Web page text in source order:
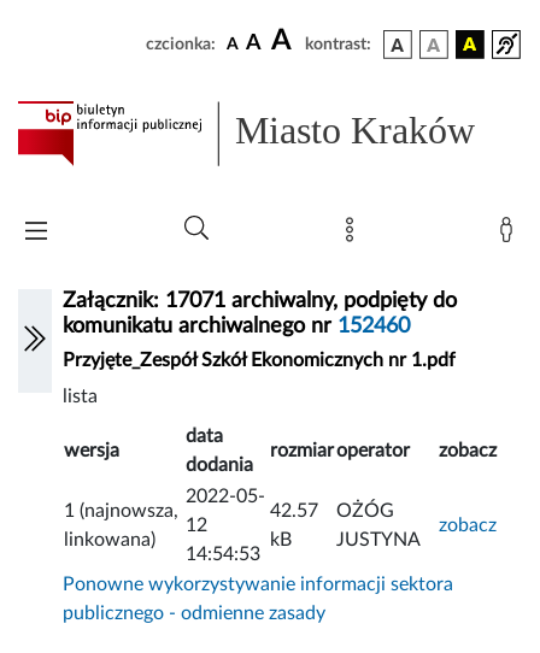
czcionka: A A A kontrast:
Miasto Kraków
Załącznik: 17071 archiwalny, podpięty do
komunikatu archiwalnego nr 152460
Przyjęte_Zespół Szkół Ekonomicznych nr 1.pdf
lista
wersja
data
dodania
rozmiaroperator zobacz
1 (najnowsza,
linkowana)
2022-05-
12
14:54:53
42.57
kB
OŻÓG
JUSTYNA
zobacz
Ponowne wykorzystywanie informacji sektora
publicznego - odmienne zasady